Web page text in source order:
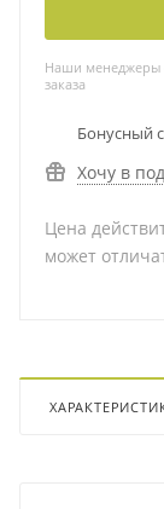
Наши менеджеры
заказа
Бонусный
Хочу в
Цена
может